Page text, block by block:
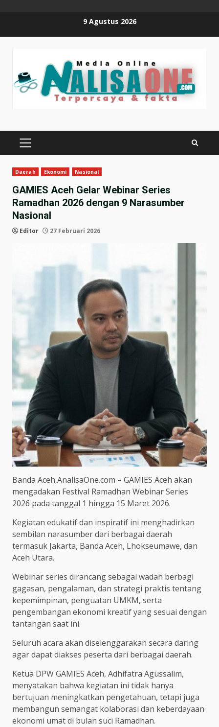
9 Agustus 2026
PRIMARY
Daerah Ekonomi Nasional
GAMIES Aceh Gelar Webinar Series
Ramadhan 2026 dengan 9 Narasumber
Nasional
Editor 27 Februari 2026
Banda Aceh,AnalisaOne.com – GAMIES Aceh akan
mengadakan Festival Ramadhan Webinar Series
2026 pada tanggal 1 hingga 15 Maret 2026.
Kegiatan edukatif dan inspiratif ini menghadirkan
sembilan narasumber dari berbagai daerah
termasuk Jakarta, Banda Aceh, Lhokseumawe, dan
Aceh Utara.
Webinar series dirancang sebagai wadah berbagi
gagasan, pengalaman, dan strategi praktis tentang
kepemimpinan, penguatan UMKM, serta
pengembangan ekonomi kreatif yang sesuai dengan
tantangan saat ini.
Seluruh acara akan diselenggarakan secara daring
agar dapat diakses peserta dari berbagai daerah.
Ketua DPW GAMIES Aceh, Adhifatra Agussalim,
menyatakan bahwa kegiatan ini tidak hanya
bertujuan meningkatkan pengetahuan, tetapi juga
membangun semangat kolaborasi dan keberdayaan
ekonomi umat di bulan suci Ramadhan.